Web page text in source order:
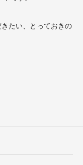
たい、とっておきの